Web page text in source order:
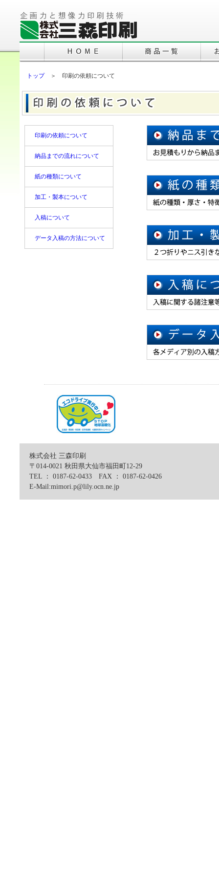
トップ＞ 印刷の依頼について
印刷の依頼について
納品までの流れについて
紙の種類について
加工・製本について
入稿について
データ入稿の方法について
株式会社 三森印刷
〒014-0021 秋田県大仙市福田町12-29
TEL ： 0187-62-0433 FAX ： 0187-62-0426
E-Mail:mimori.p@lily.ocn.ne.jp